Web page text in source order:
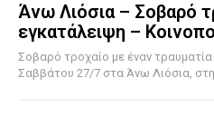
Άνω Λιόσια – Σοβαρό
εγκατάλειψη –
Σοβαρό τροχαίο με έναν
Σαββάτου 27/7 στα Άνω Λιόσια,